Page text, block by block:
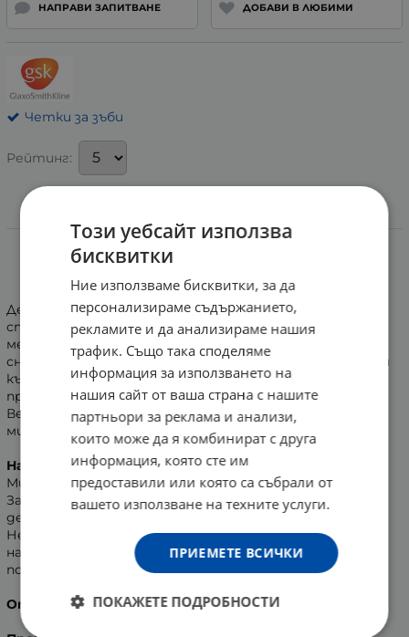
НАПРАВИ ЗАПИТВАНЕ ДОБАВИ В ЛЮБИМИ
Четки за зъби
Рейтинг:
Информация
ЧЕТКА ЗА ЗЪБИ АКВАФРЕШ МИЛК ТИЙТ БЕБЕ 0 - 2
години
Детската четка за зъби Aquafresh Milk Teeth е
специално разработена от експерти по дентална
медицина за деца до 2 годишна възраст. Меките
снопчетата, разположени в различни посоки, са нежни
към венците и зъбния емайл, а гъвкавата зона ги
предпазва от прекомерно силен натиск.
Веселият и закачлив дизайн на четката превръща
миенето на зъбите в забавна детска игра.
Начин на употреба:
Мийте зъбките на Вашето дете 2 до 3 пъти на ден.
За пълноценна грижа използвайте в комбинация с
детска паста за зъби "Aquafresh Milk Teeth".
Не оставяйте децата сами да мият зъбките си -
наблюдавайте ги, за да се намали възможността от
поглъщане на паста.
Опаковка:1 брой четка за зъби.
Този уебсайт използва
бисквитки
Ние използваме бисквитки, за да
персонализираме съдържанието,
рекламите и да анализираме нашия
трафик. Също така споделяме
информация за използването на
нашия сайт от ваша страна с нашите
партньори за реклама и анализи,
които може да я комбинират с друга
информация, която сте им
предоставили или която са събрали от
вашето използване на техните услуги.
ПРИЕМЕТЕ ВСИЧКИ
ПОКАЖЕТЕ ПОДРОБНОСТИ